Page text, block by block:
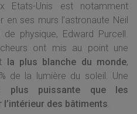
Etats-Unis est notamment
ses murs l’astronaute Neil
physique, Edward Purcell.
ont mis au point une
la plus blanche du monde,
de la lumière du soleil. Une
plus puissante que les
des bâtiments.